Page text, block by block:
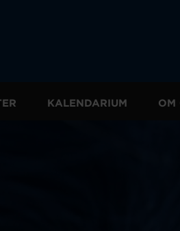
KALENDARIUM OM